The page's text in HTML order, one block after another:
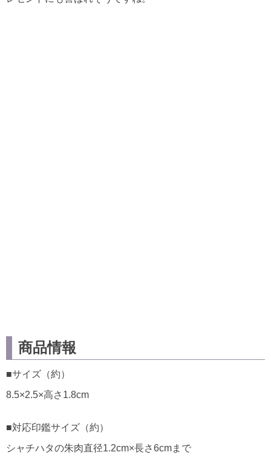
商品情報
■サイズ（約）
8.5×2.5×高さ1.8cm
■対応印鑑サイズ（約）
シャチハタの朱肉直径1.2cm×長さ6cmまで